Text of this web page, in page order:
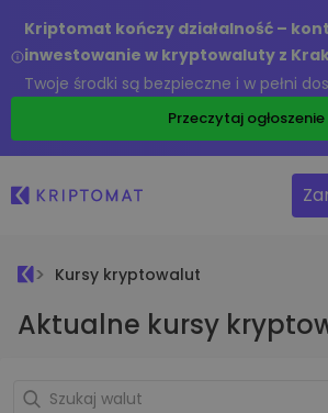
Kriptomat kończy działalność –
inwestowanie w kryptowaluty z
Twoje środki są bezpieczne i w pełni
Przeczytaj ogłoszenie
Kursy kryptowalut
Aktualne kursy